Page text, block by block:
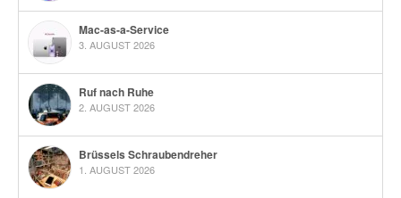
Mac-as-a-Service
3. AUGUST 2026
Ruf nach Ruhe
2. AUGUST 2026
Brüssels Schraubendreher
1. AUGUST 2026